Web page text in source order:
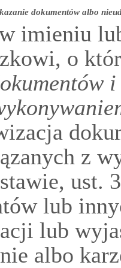
dokumentów albo
imieniu
o
z
ust.
lub
lub
albo